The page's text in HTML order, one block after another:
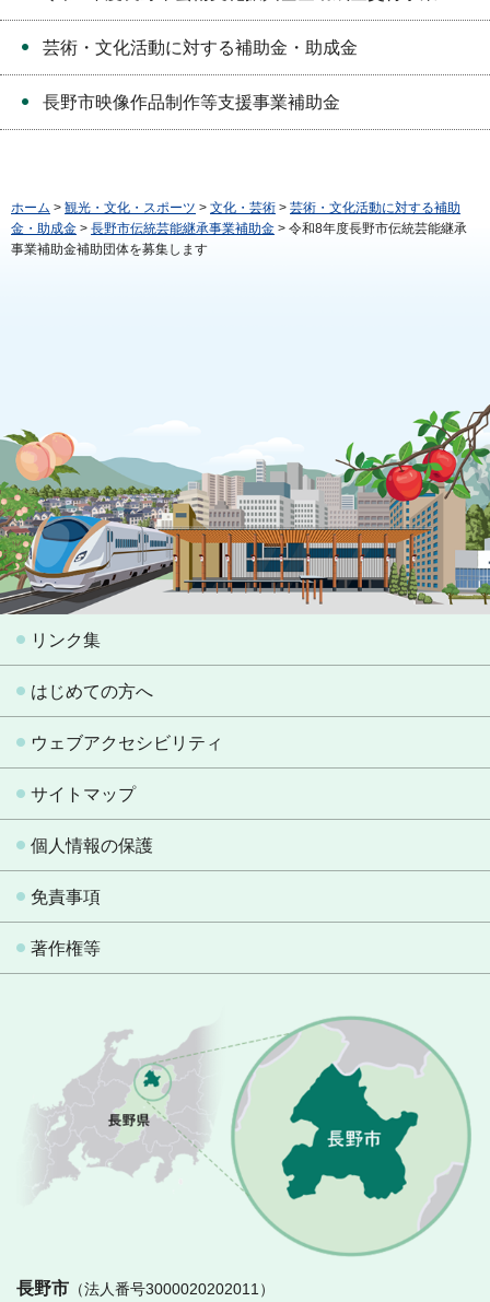
芸術・文化活動に対する補助金・助成金
長野市映像作品制作等支援事業補助金
ホーム > 観光・文化・スポーツ > 文化・芸術 > 芸術・文化活動に対する補助
金・助成金 > 長野市伝統芸能継承事業補助金 > 令和8年度長野市伝統芸能継承
事業補助金補助団体を募集します
リンク集
はじめての方へ
ウェブアクセシビリティ
サイトマップ
個人情報の保護
免責事項
著作権等
長野市 （法人番号3000020202011）